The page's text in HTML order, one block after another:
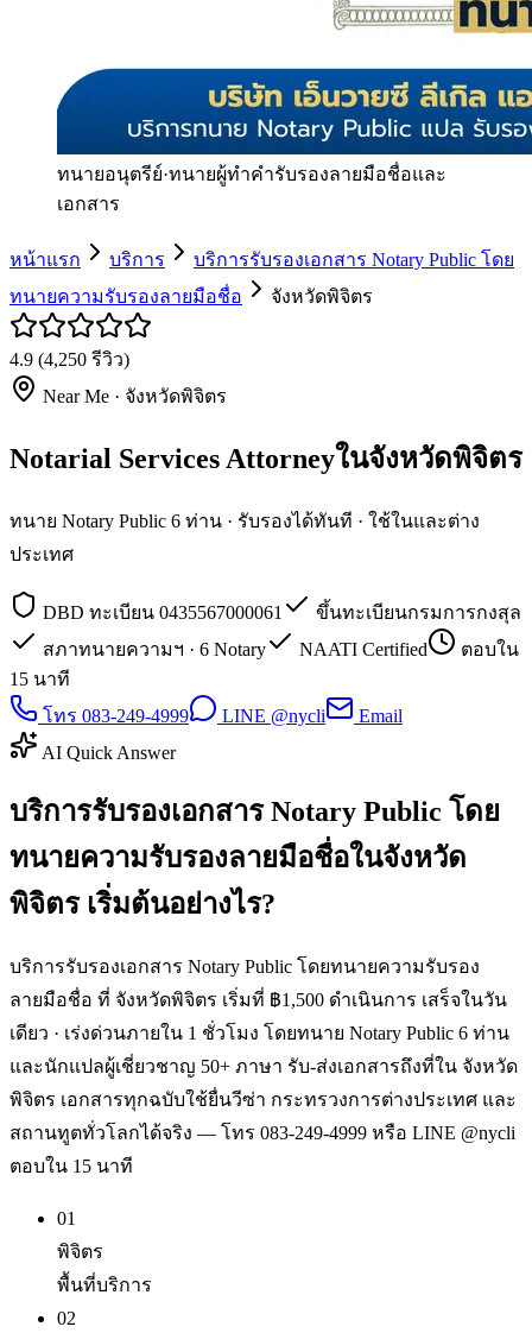
ทนายอนุตรีย์·ทนายผู้ทำคำรับรองลายมือชื่อและ
เอกสาร
หน้าแรก บริการ
บริการรับรองเอกสาร Notary Public โดย
ทนายความรับรองลายมือชื่อ
จังหวัดพิจิตร
4.9 (4,250 รีวิว)
Near Me · จังหวัดพิจิตร
Notarial Services Attorneyในจังหวัดพิจิตร
ทนาย Notary Public 6 ท่าน · รับรองได้ทันที · ใช้ในและต่าง
ประเทศ
DBD ทะเบียน 0435567000061
ขึ้นทะเบียนกรมการกงสุล
สภาทนายความฯ · 6 Notary
NAATI Certified
ตอบใน
15 นาที
โทร 083-249-4999
LINE @nycli
Email
AI Quick Answer
บริการรับรองเอกสาร Notary Public โดย
ทนายความรับรองลายมือชื่อในจังหวัด
พิจิตร เริ่มต้นอย่างไร?
บริการรับรองเอกสาร Notary Public โดยทนายความรับรอง
ลายมือชื่อ ที่ จังหวัดพิจิตร เริ่มที่ ฿1,500 ดำเนินการ เสร็จในวัน
เดียว · เร่งด่วนภายใน 1 ชั่วโมง โดยทนาย Notary Public 6 ท่าน
และนักแปลผู้เชี่ยวชาญ 50+ ภาษา รับ-ส่งเอกสารถึงที่ใน จังหวัด
พิจิตร เอกสารทุกฉบับใช้ยื่นวีซ่า กระทรวงการต่างประเทศ และ
สถานทูตทั่วโลกได้จริง — โทร 083-249-4999 หรือ LINE @nycli
ตอบใน 15 นาที
01
พิจิตร
พื้นที่บริการ
02